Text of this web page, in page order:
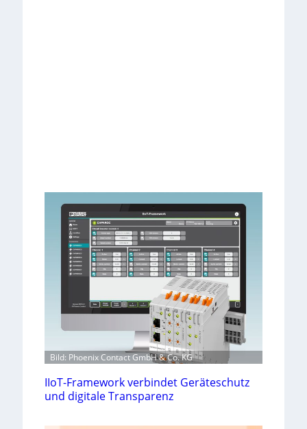
Bild: Phoenix Contact GmbH & Co. KG
IIoT-Framework verbindet Geräteschutz
und digitale Transparenz